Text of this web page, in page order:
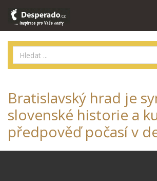
Bratislavský hrad je
slovenské historie a
předpověď počasí v